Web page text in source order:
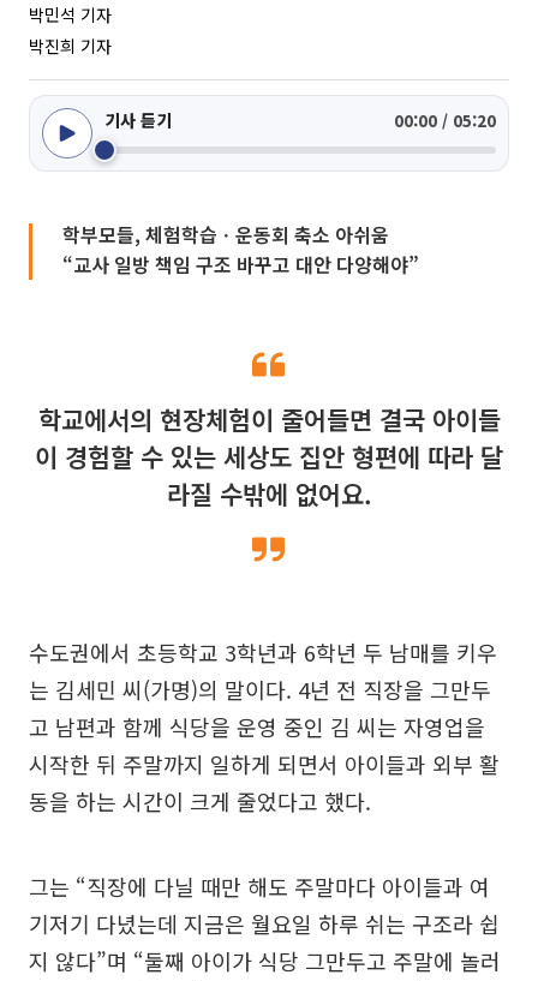
박민석 기자
박진희 기자
기사 듣기 00:00 / 05:20
학부모들, 체험학습ㆍ운동회 축소 아쉬움
“교사 일방 책임 구조 바꾸고 대안 다양해야”
학교에서의 현장체험이 줄어들면 결국 아이들
이 경험할 수 있는 세상도 집안 형편에 따라 달
라질 수밖에 없어요.
수도권에서 초등학교 3학년과 6학년 두 남매를 키우
는 김세민 씨(가명)의 말이다. 4년 전 직장을 그만두
고 남편과 함께 식당을 운영 중인 김 씨는 자영업을
시작한 뒤 주말까지 일하게 되면서 아이들과 외부 활
동을 하는 시간이 크게 줄었다고 했다.
그는 “직장에 다닐 때만 해도 주말마다 아이들과 여
기저기 다녔는데 지금은 월요일 하루 쉬는 구조라 쉽
지 않다”며 “둘째 아이가 식당 그만두고 주말에 놀러